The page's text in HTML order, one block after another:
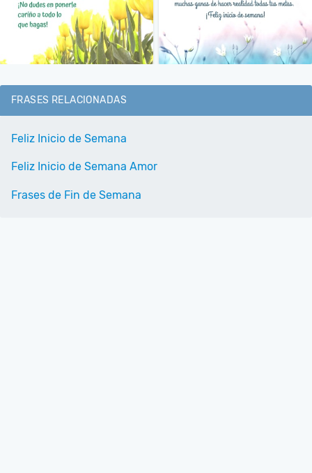
FRASES RELACIONADAS
Feliz Inicio de Semana
Feliz Inicio de Semana Amor
Frases de Fin de Semana